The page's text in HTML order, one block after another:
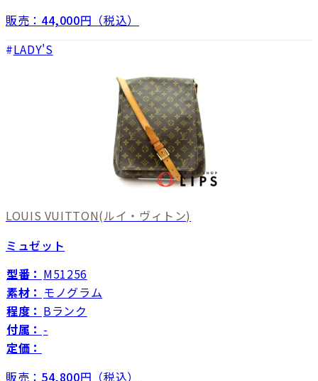
販売： 44,000円（税込）
LADY'S
LOUIS VUITTON(ルイ・ヴィトン)
ミュゼット
型番： M51256
素材： モノグラム
程度： Bランク
付属： -
定価：
販売： 54,800円（税込）